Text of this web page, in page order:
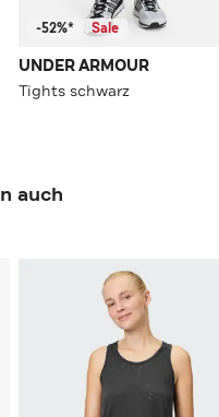
-52%* Sale
UNDER ARMOUR
Tights schwarz
auch